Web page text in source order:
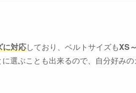
対応しており、ベルトサイズもXS
選ぶことも出来るので、自分好みの